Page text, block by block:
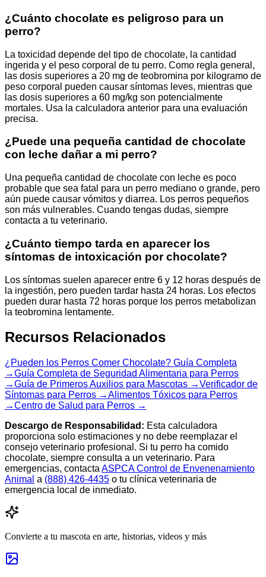
¿Cuánto chocolate es peligroso para un
perro?
La toxicidad depende del tipo de chocolate, la cantidad
ingerida y el peso corporal de tu perro. Como regla general,
las dosis superiores a 20 mg de teobromina por kilogramo de
peso corporal pueden causar síntomas leves, mientras que
las dosis superiores a 60 mg/kg son potencialmente
mortales. Usa la calculadora anterior para una evaluación
precisa.
¿Puede una pequeña cantidad de chocolate
con leche dañar a mi perro?
Una pequeña cantidad de chocolate con leche es poco
probable que sea fatal para un perro mediano o grande, pero
aún puede causar vómitos y diarrea. Los perros pequeños
son más vulnerables. Cuando tengas dudas, siempre
contacta a tu veterinario.
¿Cuánto tiempo tarda en aparecer los
síntomas de intoxicación por chocolate?
Los síntomas suelen aparecer entre 6 y 12 horas después de
la ingestión, pero pueden tardar hasta 24 horas. Los efectos
pueden durar hasta 72 horas porque los perros metabolizan
la teobromina lentamente.
Recursos Relacionados
¿Pueden los Perros Comer Chocolate? Guía Completa
→Guía Completa de Seguridad Alimentaria para Perros
→Guía de Primeros Auxilios para Mascotas →Verificador de
Síntomas para Perros →Alimentos Tóxicos para Perros
→Centro de Salud para Perros →
Descargo de Responsabilidad: Esta calculadora
proporciona solo estimaciones y no debe reemplazar el
consejo veterinario profesional. Si tu perro ha comido
chocolate, siempre consulta a un veterinario. Para
emergencias, contacta ASPCA Control de Envenenamiento
Animal a (888) 426-4435 o tu clínica veterinaria de
emergencia local de inmediato.
Convierte a tu mascota en arte, historias, videos y más